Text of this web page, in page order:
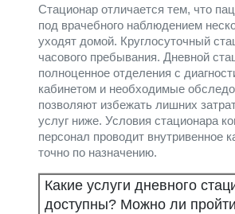
Стационар отличается тем, что
под врачебного наблюдением
уходят домой. Круглосуточный
часового пребывания. Дневной
полноценное отделения с
кабинетом и необходимые
позволяют избежать лишних
услуг ниже. Условия стационара
персонал проводит внутривенное
точно по назначению.
Какие услуги дневного
доступны? Можно ли пройти